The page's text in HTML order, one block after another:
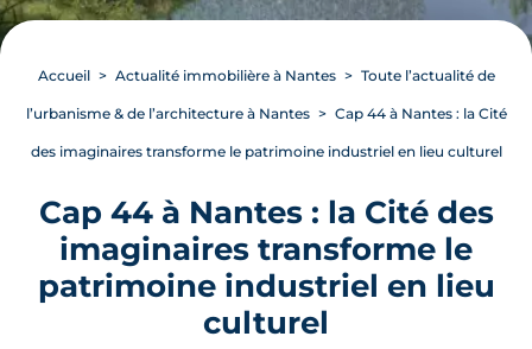
Accueil Actualité immobilière à Nantes Toute l’actualité de
l’urbanisme & de l’architecture à Nantes Cap 44 à Nantes : la Cité
des imaginaires transforme le patrimoine industriel en lieu culturel
Cap 44 à Nantes : la Cité des
imaginaires transforme le
patrimoine industriel en lieu
culturel